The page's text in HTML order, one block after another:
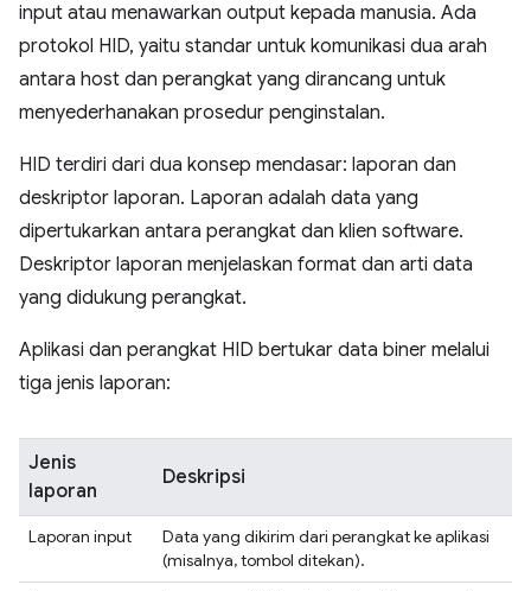
input atau menawarkan output kepada manusia. Ada
protokol HID, yaitu standar untuk komunikasi dua arah
antara host dan perangkat yang dirancang untuk
menyederhanakan prosedur penginstalan.
HID terdiri dari dua konsep mendasar: laporan dan
deskriptor laporan. Laporan adalah data yang
dipertukarkan antara perangkat dan klien software.
Deskriptor laporan menjelaskan format dan arti data
yang didukung perangkat.
Aplikasi dan perangkat HID bertukar data biner melalui
tiga jenis laporan:
Jenis
laporan
Deskripsi
Laporan input
Data yang dikirim dari perangkat ke aplikasi
(misalnya, tombol ditekan).